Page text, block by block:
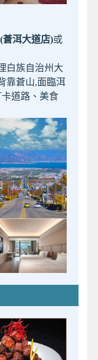
蒼洱大道店)或
白族自治州大
靠蒼山,面臨洱
道路、美食